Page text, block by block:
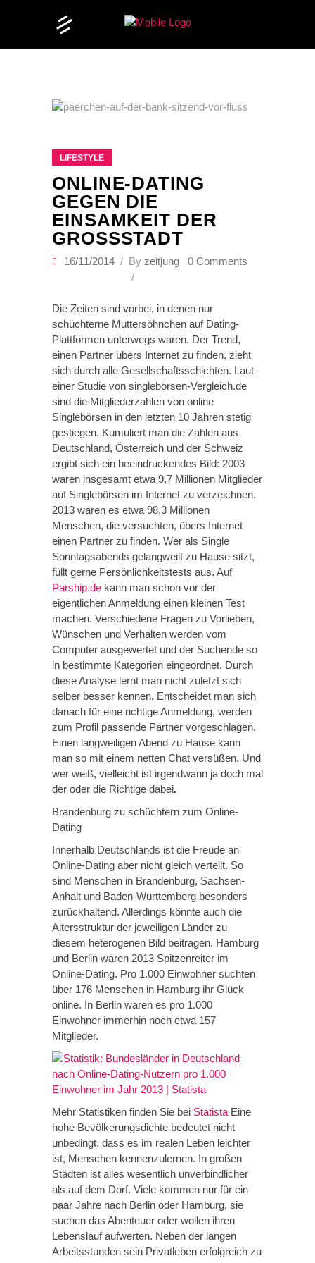
LIFESTYLE
ONLINE-DATING
GEGEN DIE
EINSAMKEIT DER
GROSSSTADT
16/11/2014 By zeitjung 0 Comments
Die Zeiten sind vorbei, in denen nur
schüchterne Muttersöhnchen auf Dating-
Plattformen unterwegs waren. Der Trend,
einen Partner übers Internet zu finden, zieht
sich durch alle Gesellschaftsschichten. Laut
einer Studie von singlebörsen-Vergleich.de
sind die Mitgliederzahlen von online
Singlebörsen in den letzten 10 Jahren stetig
gestiegen. Kumuliert man die Zahlen aus
Deutschland, Österreich und der Schweiz
ergibt sich ein beeindruckendes Bild: 2003
waren insgesamt etwa 9,7 Millionen Mitglieder
auf Singlebörsen im Internet zu verzeichnen.
2013 waren es etwa 98,3 Millionen
Menschen, die versuchten, übers Internet
einen Partner zu finden. Wer als Single
Sonntagsabends gelangweilt zu Hause sitzt,
füllt gerne Persönlichkeitstests aus. Auf
Parship.de kann man schon vor der
eigentlichen Anmeldung einen kleinen Test
machen. Verschiedene Fragen zu Vorlieben,
Wünschen und Verhalten werden vom
Computer ausgewertet und der Suchende so
in bestimmte Kategorien eingeordnet. Durch
diese Analyse lernt man nicht zuletzt sich
selber besser kennen. Entscheidet man sich
danach für eine richtige Anmeldung, werden
zum Profil passende Partner vorgeschlagen.
Einen langweiligen Abend zu Hause kann
man so mit einem netten Chat versüßen. Und
wer weiß, vielleicht ist irgendwann ja doch mal
der oder die Richtige dabei.
Brandenburg zu schüchtern zum Online-
Dating
Innerhalb Deutschlands ist die Freude an
Online-Dating aber nicht gleich verteilt. So
sind Menschen in Brandenburg, Sachsen-
Anhalt und Baden-Württemberg besonders
zurückhaltend. Allerdings könnte auch die
Altersstruktur der jeweiligen Länder zu
diesem heterogenen Bild beitragen. Hamburg
und Berlin waren 2013 Spitzenreiter im
Online-Dating. Pro 1.000 Einwohner suchten
über 176 Menschen in Hamburg ihr Glück
online. In Berlin waren es pro 1.000
Einwohner immerhin noch etwa 157
Mitglieder.
Mehr Statistiken finden Sie bei Statista Eine
hohe Bevölkerungsdichte bedeutet nicht
unbedingt, dass es im realen Leben leichter
ist, Menschen kennenzulernen. In großen
Städten ist alles wesentlich unverbindlicher
als auf dem Dorf. Viele kommen nur für ein
paar Jahre nach Berlin oder Hamburg, sie
suchen das Abenteuer oder wollen ihren
Lebenslauf aufwerten. Neben der langen
Arbeitsstunden sein Privatleben erfolgreich zu